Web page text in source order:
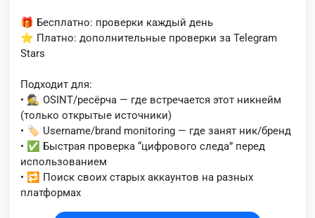
🎁 Бесплатно: проверки каждый день
⭐️ Платно: дополнительные проверки за Telegram
Stars
Подходит для:
• 🕵️ OSINT/ресёрча — где встречается этот никнейм
(только открытые источники)
• 🏷️ Username/brand monitoring — где занят ник/бренд
• ✅ Быстрая проверка “цифрового следа” перед
использованием
• 🔁 Поиск своих старых аккаунтов на разных
платформах